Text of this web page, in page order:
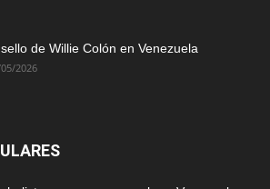
de Willie Colón en Venezuela
2026